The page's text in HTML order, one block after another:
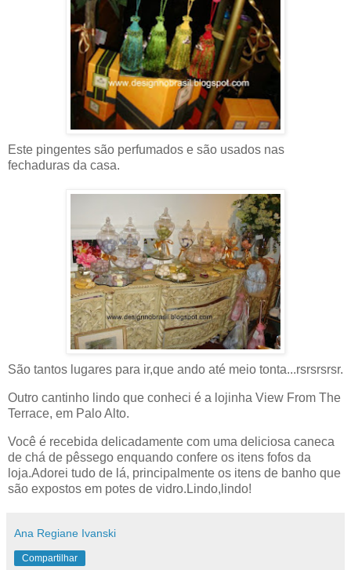
Este pingentes são perfumados e são usados nas
fechaduras da casa.
São tantos lugares para ir,que ando até meio tonta...rsrsrsrsr.
Outro cantinho lindo que conheci é a lojinha View From The
Terrace, em Palo Alto.
Você é recebida delicadamente com uma deliciosa caneca
de chá de pêssego enquando confere os itens fofos da
loja.Adorei tudo de lá, principalmente os itens de banho que
são expostos em potes de vidro.Lindo,lindo!
Ana Regiane Ivanski
Compartilhar